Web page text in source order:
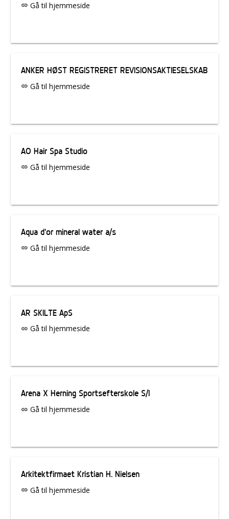
link Gå til hjemmeside
ANKER HØST REGISTRERET REVISIONSAKTIESELSKAB
link Gå til hjemmeside
AO Hair Spa Studio
link Gå til hjemmeside
Aqua d'or mineral water a/s
link Gå til hjemmeside
AR SKILTE ApS
link Gå til hjemmeside
Arena X Herning Sportsefterskole S/I
link Gå til hjemmeside
Arkitektfirmaet Kristian H. Nielsen
link Gå til hjemmeside